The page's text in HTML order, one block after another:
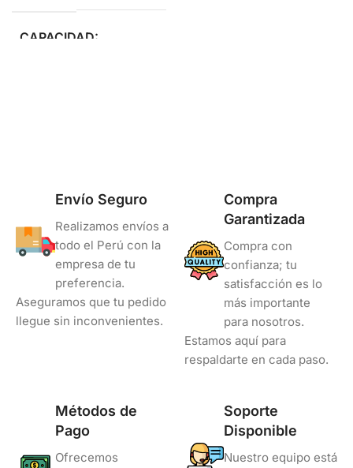
CAPACIDAD
Envío Seguro
Realizamos envíos a
todo el Perú con la
empresa de tu
preferencia.
Aseguramos que tu pedido
llegue sin inconvenientes.
Compra
Garantizada
Compra con
confianza; tu
satisfacción es lo
más importante
para nosotros.
Estamos aquí para
respaldarte en cada paso.
Métodos de
Pago
Ofrecemos
Soporte
Disponible
Nuestro equipo está